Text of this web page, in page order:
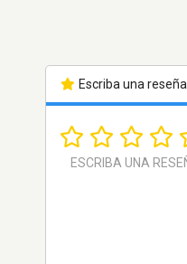
Escriba una reseña